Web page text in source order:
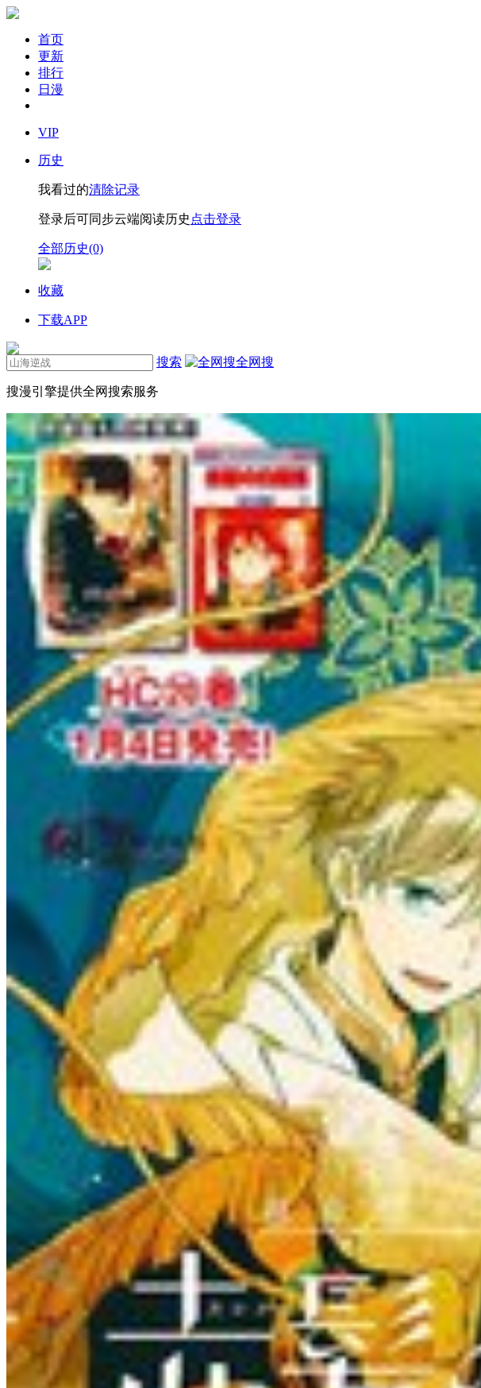
首页
更新
排行
日漫
VIP
历史
我看过的清除记录
登录后可同步云端阅读历史 点击登录
全部历史(0)
收藏
下载APP
搜索 全网搜
搜漫引擎提供全网搜索服务